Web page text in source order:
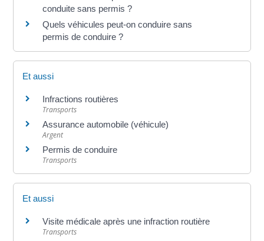
conduite sans permis ?
Quels véhicules peut-on conduire sans
permis de conduire ?
Et aussi
Infractions routières
Transports
Assurance automobile (véhicule)
Argent
Permis de conduire
Transports
Et aussi
Visite médicale après une infraction routière
Transports